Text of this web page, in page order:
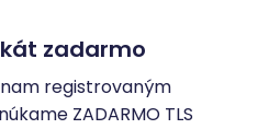
zadarmo
registrovaným
ZADARMO TLS